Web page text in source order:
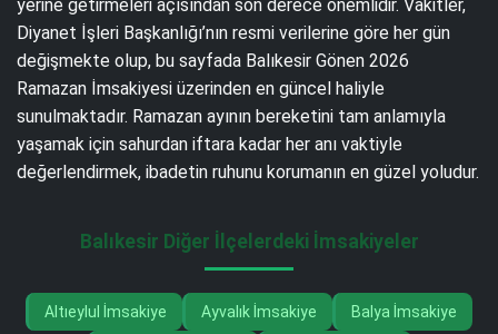
yerine getirmeleri açısından son derece önemlidir. Vakitler,
Diyanet İşleri Başkanlığı’nın resmi verilerine göre her gün
değişmekte olup, bu sayfada Balıkesir Gönen 2026
Ramazan İmsakiyesi üzerinden en güncel haliyle
sunulmaktadır. Ramazan ayının bereketini tam anlamıyla
yaşamak için sahurdan iftara kadar her anı vaktiyle
değerlendirmek, ibadetin ruhunu korumanın en güzel yoludur.
Balıkesir Diğer İlçelerdeki İmsakiyeler
Altıeylul İmsakiye Ayvalık İmsakiye Balya İmsakiye